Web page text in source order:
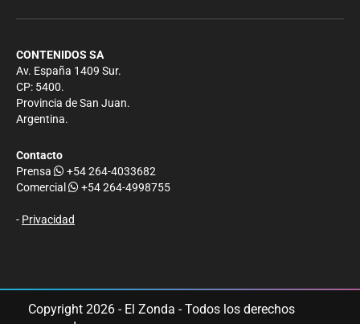
CONTENIDOS SA
Av. España 1409 Sur.
CP: 5400.
Provincia de San Juan.
Argentina.
Contacto
Prensa
+54 264-4033682
Comercial
+54 264-4998755
- Privacidad
Copyright 2026 - El Zonda - Todos los derechos